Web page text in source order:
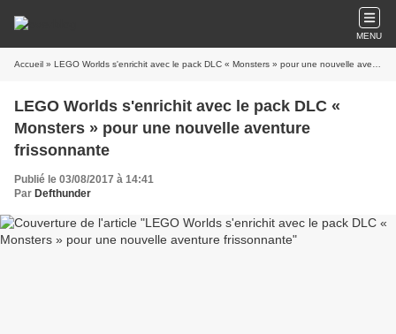
MENU
Accueil » LEGO Worlds s'enrichit avec le pack DLC « Monsters » pour une nouvelle aventure frissonnante
LEGO Worlds s'enrichit avec le pack DLC «
Monsters » pour une nouvelle aventure
frissonnante
Publié le 03/08/2017 à 14:41
Par Defthunder